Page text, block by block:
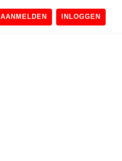
AANMELDEN INLOGGEN